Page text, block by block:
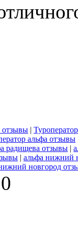
отзывы |
альфа отзывы
радищева отзывы |
| альфа нижний
новгород